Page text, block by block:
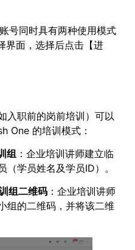
号同时具有两种使用模式
界面，选择后点击【进
入职前的岗前培训）可以
One 的培训模式：
组 ：企业培训讲师建立临
学员姓名及学员ID）。
组二维码 ：企业培训讲师
组的二维码，并将该二维